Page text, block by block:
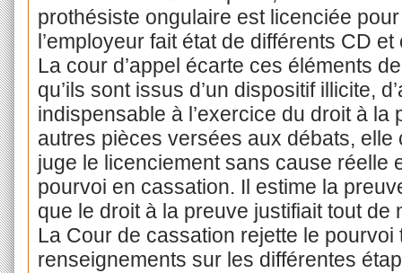
prothésiste ongulaire est licenciée
l’employeur fait état de différents CD
La cour d’appel écarte ces éléments
qu’ils sont issus d’un dispositif illicite,
indispensable à l’exercice du droit à
autres pièces versées aux débats,
juge le licenciement sans cause réelle
pourvoi en cassation. Il estime la
que le droit à la preuve justifiait tout
La Cour de cassation rejette le pourvoi
renseignements sur les différentes